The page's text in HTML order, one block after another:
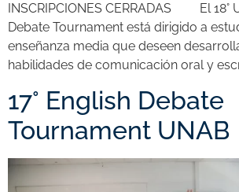
INSCRIPCIONES CERRADAS El 18°
Debate Tournament está dirigido a
enseñanza media que deseen
habilidades de comunicación oral y
17° English Debate
Tournament UNAB